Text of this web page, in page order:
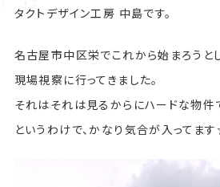
タクトデザイン工房 中島です。
名古屋市中区栄でこれから始まろうと
現場視察に行ってきました。
それはそれは見るからにハードな物件
というわけで、かなり気合が入ってま